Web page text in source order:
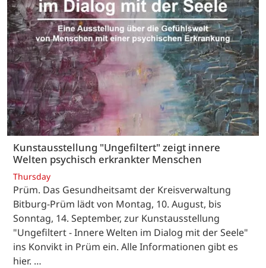
Kunstausstellung "Ungefiltert" zeigt innere
Welten psychisch erkrankter Menschen
Thursday
Prüm. Das Gesundheitsamt der Kreisverwaltung
Bitburg-Prüm lädt von Montag, 10. August, bis
Sonntag, 14. September, zur Kunstausstellung
"Ungefiltert - Innere Welten im Dialog mit der Seele"
ins Konvikt in Prüm ein. Alle Informationen gibt es
hier. …